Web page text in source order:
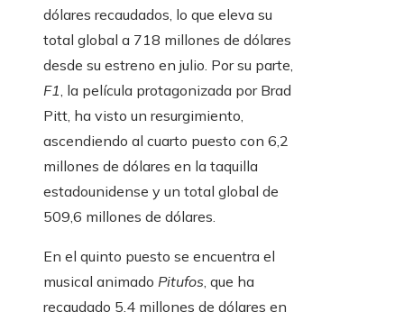
dólares recaudados, lo que eleva su
total global a 718 millones de dólares
desde su estreno en julio. Por su parte,
F1, la película protagonizada por Brad
Pitt, ha visto un resurgimiento,
ascendiendo al cuarto puesto con 6,2
millones de dólares en la taquilla
estadounidense y un total global de
509,6 millones de dólares.
En el quinto puesto se encuentra el
musical animado Pitufos, que ha
recaudado 5,4 millones de dólares en